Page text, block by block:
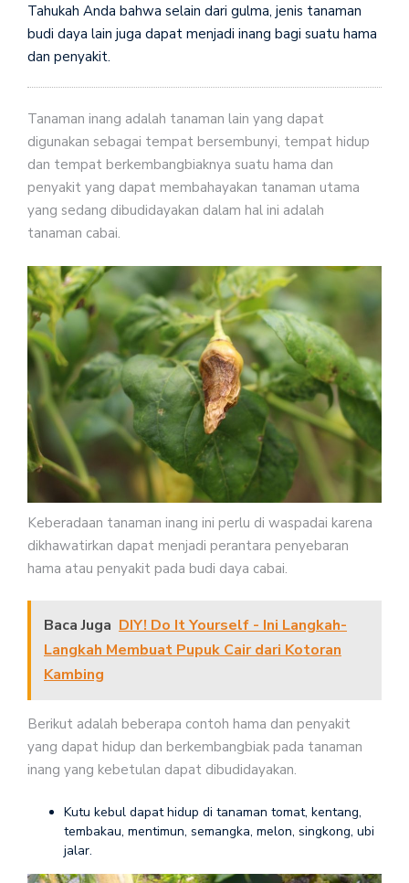
Tahukah Anda bahwa selain dari gulma, jenis tanaman
budi daya lain juga dapat menjadi inang bagi suatu hama
dan penyakit.
Tanaman inang adalah tanaman lain yang dapat
digunakan sebagai tempat bersembunyi, tempat hidup
dan tempat berkembangbiaknya suatu hama dan
penyakit yang dapat membahayakan tanaman utama
yang sedang dibudidayakan dalam hal ini adalah
tanaman cabai.
Keberadaan tanaman inang ini perlu di waspadai karena
dikhawatirkan dapat menjadi perantara penyebaran
hama atau penyakit pada budi daya cabai.
Baca Juga DIY! Do It Yourself - Ini Langkah-
Langkah Membuat Pupuk Cair dari Kotoran
Kambing
Berikut adalah beberapa contoh hama dan penyakit
yang dapat hidup dan berkembangbiak pada tanaman
inang yang kebetulan dapat dibudidayakan.
Kutu kebul dapat hidup di tanaman tomat, kentang,
tembakau, mentimun, semangka, melon, singkong, ubi
jalar.